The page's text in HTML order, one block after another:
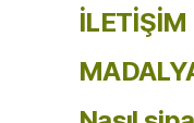
İLETİŞİM